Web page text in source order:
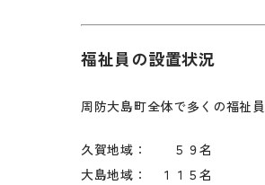
福祉員の設置状況
周防大島町全体で多くの福祉
久賀地域： ５９名
大島地域： １１５名